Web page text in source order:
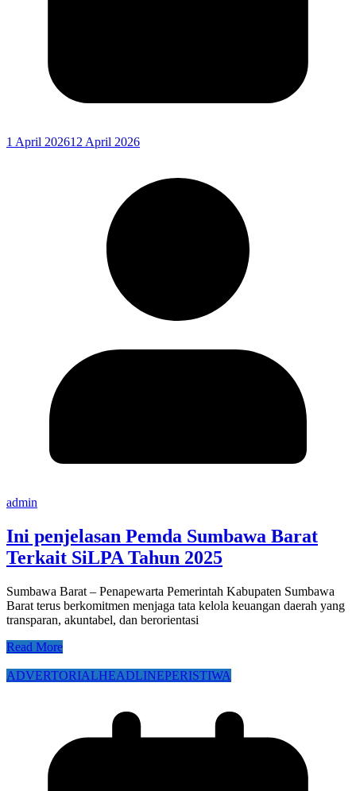
1 April 202612 April 2026
admin
Ini penjelasan Pemda Sumbawa Barat
Terkait SiLPA Tahun 2025
Sumbawa Barat – Penapewarta Pemerintah Kabupaten Sumbawa
Barat terus berkomitmen menjaga tata kelola keuangan daerah yang
transparan, akuntabel, dan berorientasi
Read More
ADVERTORIALHEADLINEPERISTIWA